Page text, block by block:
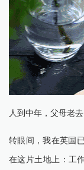
人到中年，父母老
转眼间，我在英国
在这片土地上：工